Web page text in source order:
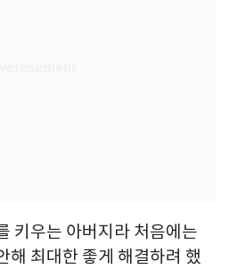
키우는 아버지라 처음에는
해 최대한 좋게 해결하려 했